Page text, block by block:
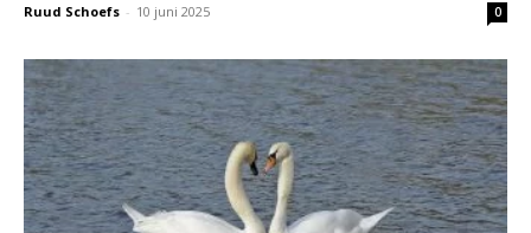
Ruud Schoefs - 10 juni 2025 0